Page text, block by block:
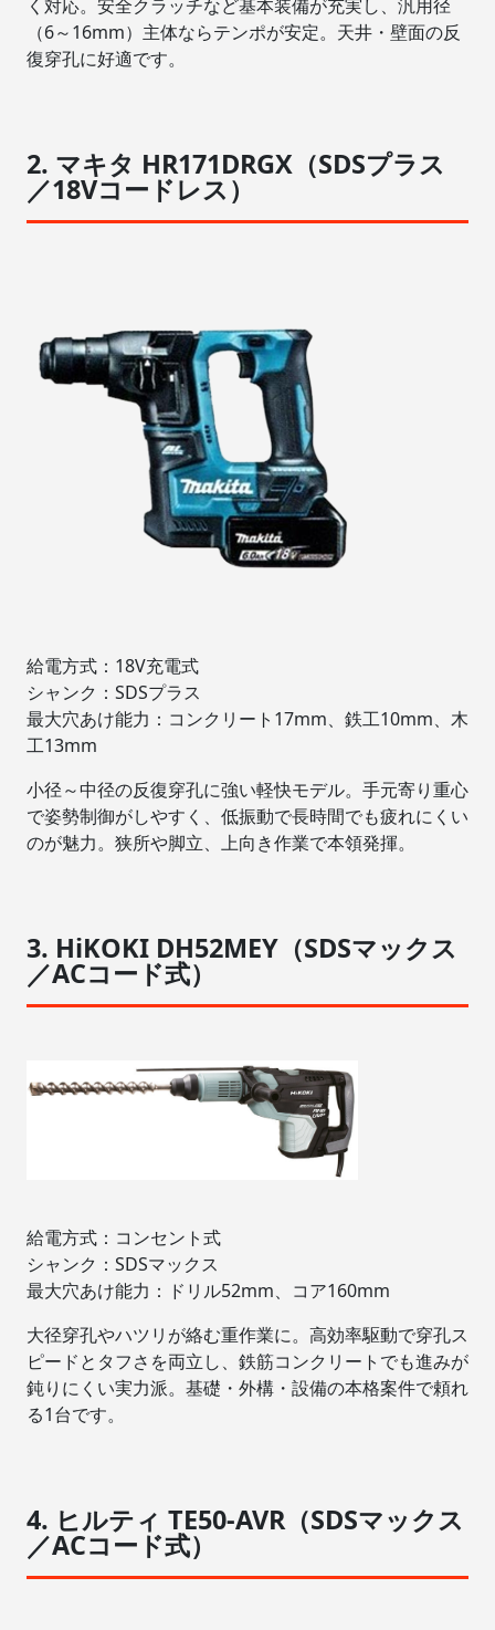
く対応。安全クラッチなど基本装備が充実し、汎用径
（6～16mm）主体ならテンポが安定。天井・壁面の反
復穿孔に好適です。
2. マキタ HR171DRGX（SDSプラス
／18Vコードレス）
給電方式：18V充電式
シャンク：SDSプラス
最大穴あけ能力：コンクリート17mm、鉄工10mm、木
工13mm
小径～中径の反復穿孔に強い軽快モデル。手元寄り重心
で姿勢制御がしやすく、低振動で長時間でも疲れにくい
のが魅力。狭所や脚立、上向き作業で本領発揮。
3. HiKOKI DH52MEY（SDSマックス
／ACコード式）
給電方式：コンセント式
シャンク：SDSマックス
最大穴あけ能力：ドリル52mm、コア160mm
大径穿孔やハツリが絡む重作業に。高効率駆動で穿孔ス
ピードとタフさを両立し、鉄筋コンクリートでも進みが
鈍りにくい実力派。基礎・外構・設備の本格案件で頼れ
る1台です。
4. ヒルティ TE50-AVR（SDSマックス
／ACコード式）